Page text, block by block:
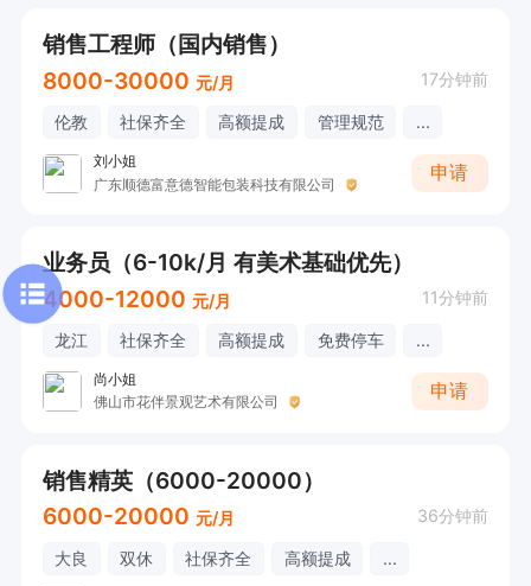
销售工程师（国内销售）
8000-30000 元/月 17分钟前
伦教 社保齐全 高额提成 管理规范 ...
刘小姐
广东顺德富意德智能包装科技有限公司
申请
业务员（6-10k/月 有美术基础优先）
4000-12000 元/月 11分钟前
龙江 社保齐全 高额提成 免费停车 ...
尚小姐
佛山市花伴景观艺术有限公司
申请
销售精英（6000-20000）
6000-20000 元/月 36分钟前
大良 双休 社保齐全 高额提成 ...